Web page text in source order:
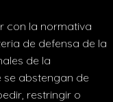
con la normativa
de defensa de la
de la
se abstengan de
restringir o